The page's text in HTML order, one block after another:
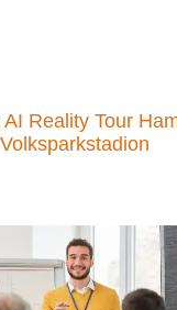
Reality Tour